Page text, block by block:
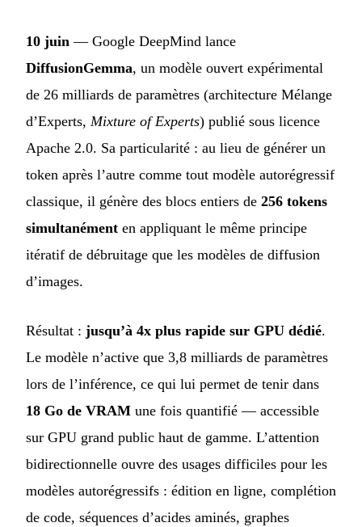
10 juin — Google DeepMind lance
DiffusionGemma, un modèle ouvert expérimental
de 26 milliards de paramètres (architecture Mélange
d’Experts, Mixture of Experts) publié sous licence
Apache 2.0. Sa particularité : au lieu de générer un
token après l’autre comme tout modèle autorégressif
classique, il génère des blocs entiers de 256 tokens
simultanément en appliquant le même principe
itératif de débruitage que les modèles de diffusion
d’images.
Résultat : jusqu’à 4x plus rapide sur GPU dédié.
Le modèle n’active que 3,8 milliards de paramètres
lors de l’inférence, ce qui lui permet de tenir dans
18 Go de VRAM une fois quantifié — accessible
sur GPU grand public haut de gamme. L’attention
bidirectionnelle ouvre des usages difficiles pour les
modèles autorégressifs : édition en ligne, complétion
de code, séquences d’acides aminés, graphes